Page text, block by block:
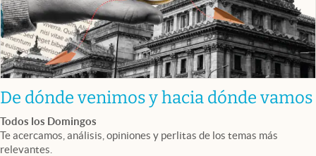
De dónde venimos y hacia dónde vamos
Todos los Domingos
Te acercamos, análisis, opiniones y perlitas de los temas más
relevantes.